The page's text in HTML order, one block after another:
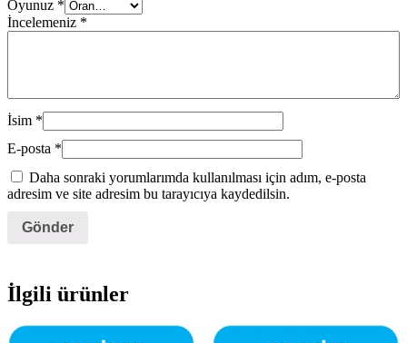
Oyunuz *
İncelemeniz *
İsim *
E-posta *
Daha sonraki yorumlarımda kullanılması için adım, e-posta
adresim ve site adresim bu tarayıcıya kaydedilsin.
İlgili ürünler